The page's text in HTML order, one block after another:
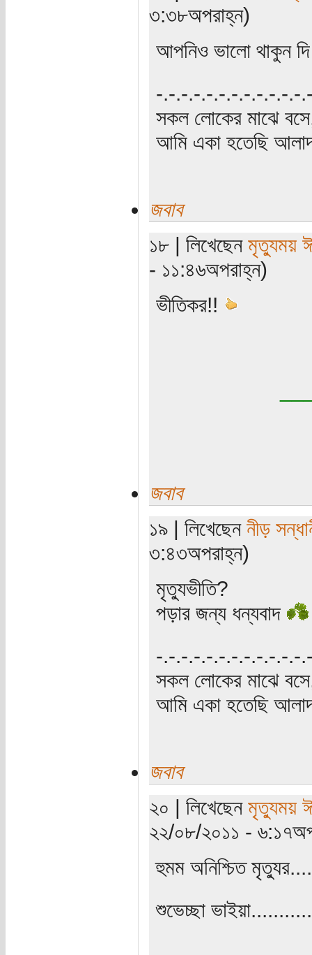
৩:৩৮অপরাহ্ন)
আপনিও ভালো থাকুন দি
‍‌-.-.-.-.-.-.-.-.-.-.-.-
সকল লোকের মাঝে
আমি একা হতেছি
জবাব
১৮ | লিখেছেন মৃত্যুময়
- ১১:৪৬অপরাহ্ন)
ভীতিকর!!
জবাব
১৯ | লিখেছেন নীড়
৩:৪৩অপরাহ্ন)
মৃত্যুভীতি?
পড়ার জন্য ধন্যবাদ
‍‌-.-.-.-.-.-.-.-.-.-.-.-
সকল লোকের মাঝে
আমি একা হতেছি
জবাব
২০ | লিখেছেন মৃত্যুময়
২২/০৮/২০১১ -
হুমম অনিশ্চিত
শুভেচ্ছা